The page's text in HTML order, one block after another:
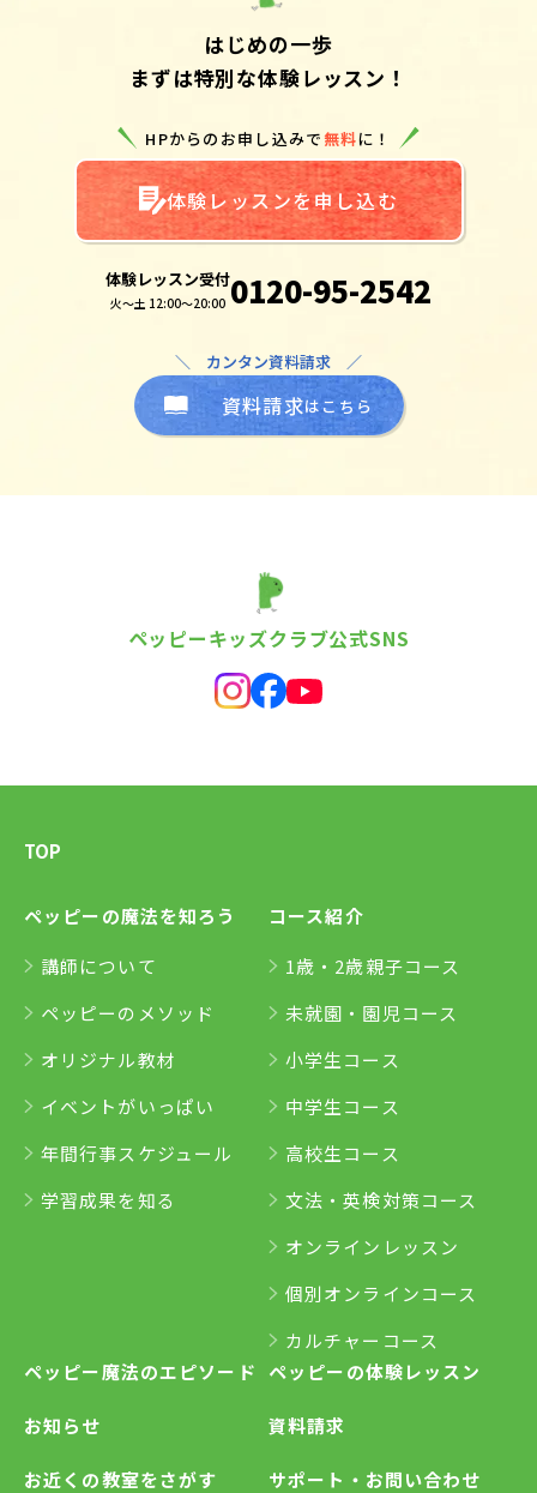
はじめの一歩
まずは特別な体験レッスン！
HPからのお申し込みで無料に！
体験レッスンを申し込む
体験レッスン受付
火～土 12:00～20:00 0120-95-2542
＼ カンタン資料請求 ／
資料請求はこちら
ペッピーキッズクラブ公式SNS
TOP
ペッピーの魔法を知ろう
講師について
ペッピーのメソッド
オリジナル教材
イベントがいっぱい
年間行事スケジュール
学習成果を知る
コース紹介
1歳・2歳親子コース
未就園・園児コース
小学生コース
中学生コース
高校生コース
文法・英検対策コース
オンラインレッスン
個別オンラインコース
カルチャーコース
ペッピー魔法のエピソード
お知らせ
お近くの教室をさがす
ペッピーの体験レッスン
資料請求
サポート・お問い合わせ